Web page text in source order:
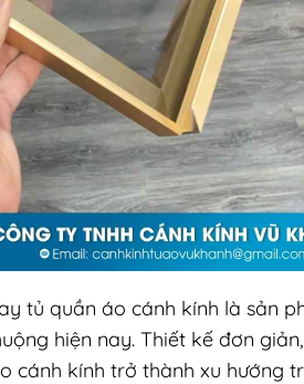
tủ quần áo cánh kính là sản
hiện nay. Thiết kế đơn
cánh kính trở thành xu hướng